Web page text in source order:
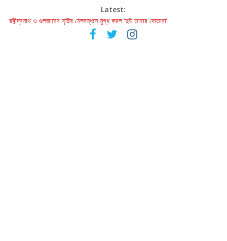
Latest:
রবীন্দ্রনাথ ও গুলজারের সৃষ্টির মেলবন্ধনে মুগ্ধ করল ‘দুই তারার দোতারা’
কলের গান থেকে রীলস্ — বাঙালির গান শোনার বিবর্তনের গল্প
জগন্নাথমঙ্গলম্ — বাংলায় প্রথমবার মঞ্চে এবার রথযাত্রার উদযাপন